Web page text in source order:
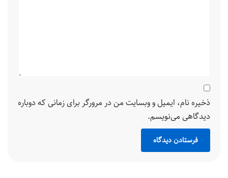
ذخیره نام، ایمیل و وبسایت من در مرورگر برای زمانی که دوباره
دیدگاهی می‌نویسم.